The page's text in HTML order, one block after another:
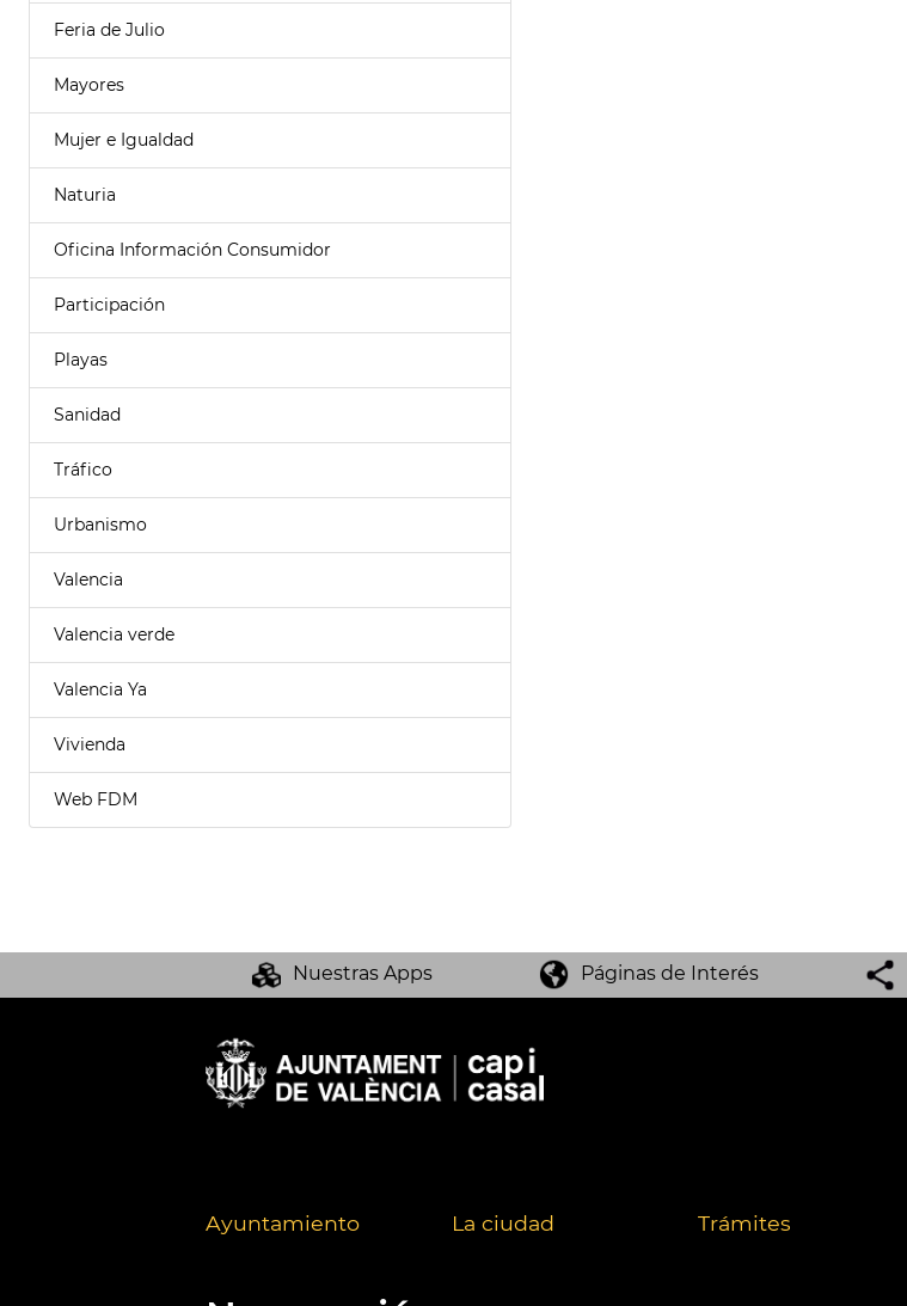
Feria de Julio
Mayores
Mujer e Igualdad
Naturia
Oficina Información Consumidor
Participación
Playas
Sanidad
Tráfico
Urbanismo
Valencia
Valencia verde
Valencia Ya
Vivienda
Web FDM
Nuestras Apps Páginas de Interés
Ayuntamiento La ciudad Trámites